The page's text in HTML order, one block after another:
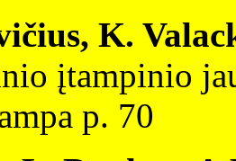
K.
įtampinio
p. 70